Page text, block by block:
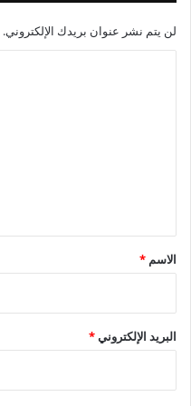
لن يتم نشر عنوان بريدك الإلكتروني.
*
الاسم *
البريد الإلكتروني*